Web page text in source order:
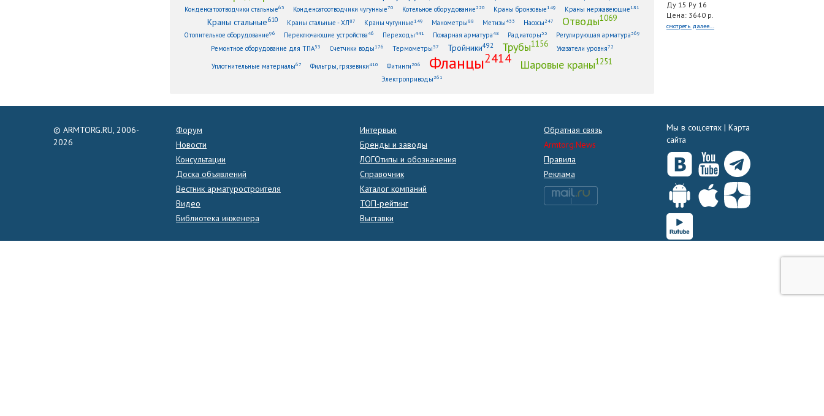
Конденсатоотводчики стальные63 Конденсатоотводчики чугунные70 Котельное оборудование 220 Краны бронзовые149 Краны нержавеющие181
Краны стальные610 Краны стальные - ХЛ87 Краны чугунные149 Манометры88 Метизы433 Насосы 247 Отводы1069
Отопительное оборудование96 Переключающие устройства46 Переходы441 Пожарная арматура48 Радиаторы33 Регулирующая арматура369
Ремонтное оборудование для ТПА53 Счетчики воды176 Термометры 57 Тройники492 Трубы1156 Указатели уровня72
Уплотнительные материалы67 Фильтры, грязевики410 Фитинги 206 Фланцы2414 Шаровые краны1251
Электроприводы 261
Ду 15 Ру 16
Цена: 3640 р.
смотреть далее...
© ARMTORG.RU, 2006-
2026
Форум
Новости
Консультации
Доска объявлений
Вестник арматуростроителя
Видео
Библиотека инженера
Интервью
Бренды и заводы
ЛОГОтипы и обозначения
Справочник
Каталог компаний
ТОП-рейтинг
Выставки
Обратная связь
Armtorg.News
Правила
Реклама
Мы в соцсетях | Карта
сайта